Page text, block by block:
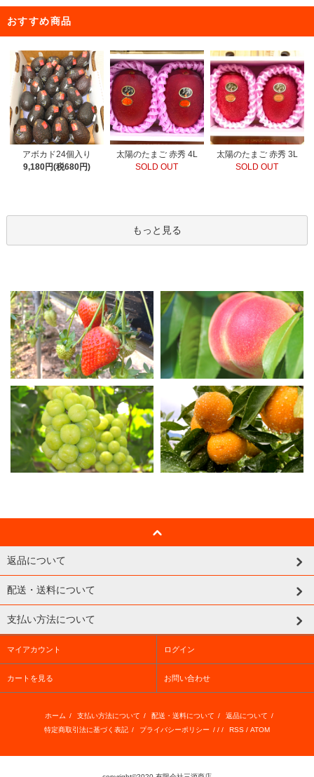
おすすめ商品
アボカド24個入り
9,180円(税680円)
太陽のたまご 赤秀 4L
SOLD OUT
太陽のたまご 赤秀 3L
SOLD OUT
もっと見る
返品について
配送・送料について
支払い方法について
マイアカウント ログイン
カートを見る お問い合わせ
ホーム / 支払い方法について / 配送・送料について / 返品について /
特定商取引法に基づく表記 / プライバシーポリシー / / / RSS / ATOM